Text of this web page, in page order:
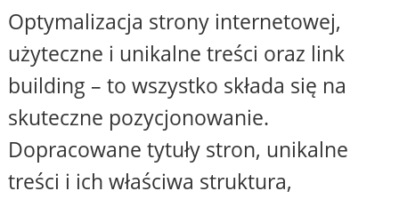
Optymalizacja strony internetowej,
użyteczne i unikalne treści oraz link
building – to wszystko składa się na
skuteczne pozycjonowanie.
Dopracowane tytuły stron, unikalne
treści i ich właściwa struktura,